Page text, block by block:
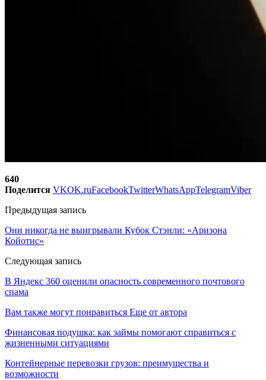
640
Поделится VKOK.ruFacebookTwitterWhatsAppTelegramViber
Предыдущая запись
Они никогда не выигрывали Кубок Стэнли: «Аризона
Койотис»
Следующая запись
В Яндекс 360 оценили опасность современного почтового
спама
Вам также могут понравиться Еще от автора
Финансовая подушка: как займы помогают справиться с
жизненными ситуациями
Контейнерные перевозки грузов: преимущества и
возможности